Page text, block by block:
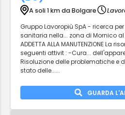
A soli 1 km da Bolgare
Gruppo Lavoropiù SpA - ricerca
sanitaria nella... zona di Mornico al
ADDETTA ALLA MANUTENZIONE La
seguenti attivit : -Cura...
Risoluzione delle problematiche e
stato delle......
GUARDA